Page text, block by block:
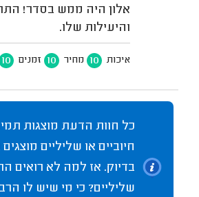
אלון היה ממש בסדר!
והיעילות שלו.
איכות 10 מחיר 10 זמנים 10
כל חוות הדעת מוצגות
חיוביים או שליליים
בדיוק. אז למה לא רואים
שליליים? כי מי שיש לו